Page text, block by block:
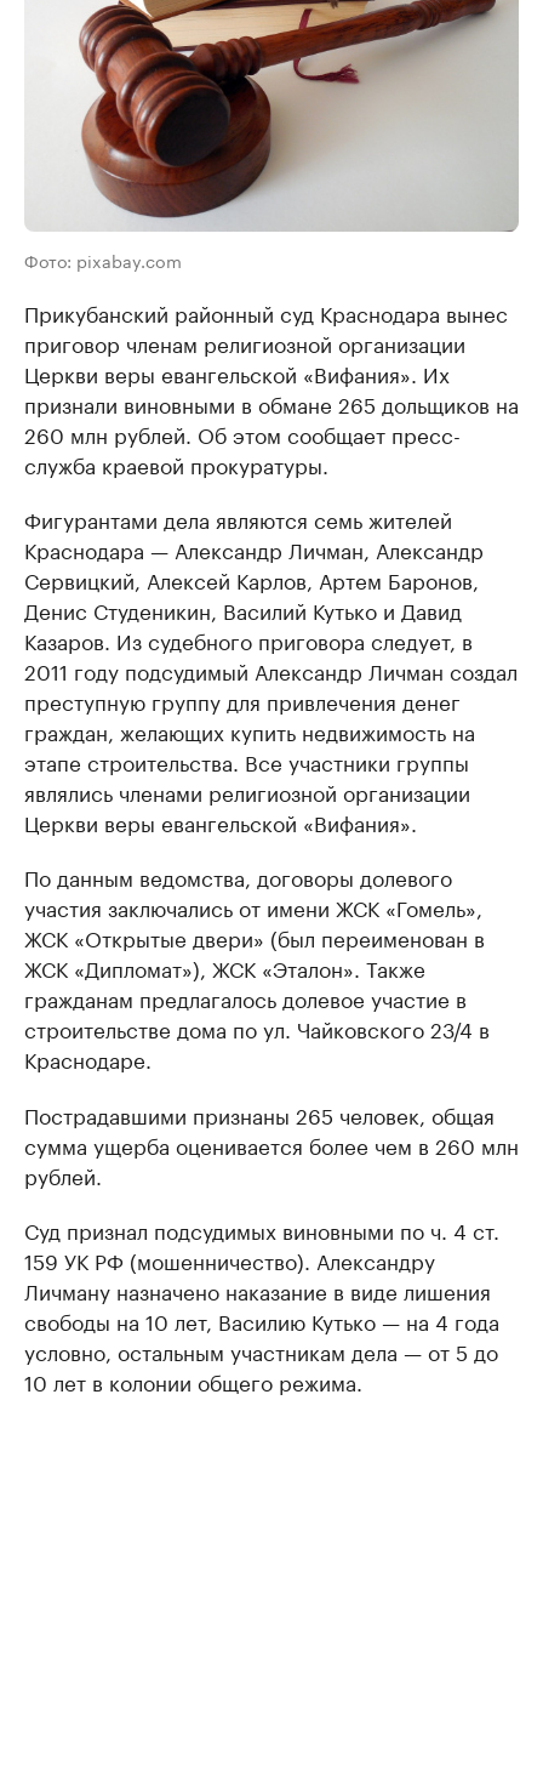
Фото: pixabay.com
Прикубанский районный суд Краснодара вынес
приговор членам религиозной организации
Церкви веры евангельской «Вифания». Их
признали виновными в обмане 265 дольщиков на
260 млн рублей. Об этом сообщает пресс-
служба краевой прокуратуры.
Фигурантами дела являются семь жителей
Краснодара — Александр Личман, Александр
Сервицкий, Алексей Карлов, Артем Баронов,
Денис Студеникин, Василий Кутько и Давид
Казаров. Из судебного приговора следует, в
2011 году подсудимый Александр Личман создал
преступную группу для привлечения денег
граждан, желающих купить недвижимость на
этапе строительства. Все участники группы
являлись членами религиозной организации
Церкви веры евангельской «Вифания».
По данным ведомства, договоры долевого
участия заключались от имени ЖСК «Гомель»,
ЖСК «Открытые двери» (был переименован в
ЖСК «Дипломат»), ЖСК «Эталон». Также
гражданам предлагалось долевое участие в
строительстве дома по ул. Чайковского 23/4 в
Краснодаре.
Пострадавшими признаны 265 человек, общая
сумма ущерба оценивается более чем в 260 млн
рублей.
Суд признал подсудимых виновными по ч. 4 ст.
159 УК РФ (мошенничество). Александру
Личману назначено наказание в виде лишения
свободы на 10 лет, Василию Кутько — на 4 года
условно, остальным участникам дела — от 5 до
10 лет в колонии общего режима.